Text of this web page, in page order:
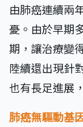
由肺癌連續兩
憂。由於早期
期，讓治療變
陸續還出現針
也有長足進展
肺癌無驅動基